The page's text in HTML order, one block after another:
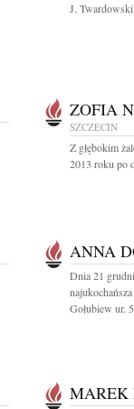
J. Twardowski
ZOFIA
SZCZECIN
Z głębokim
2013 roku po
ANNA
Dnia 21
Gołubiew ur.
MAREK